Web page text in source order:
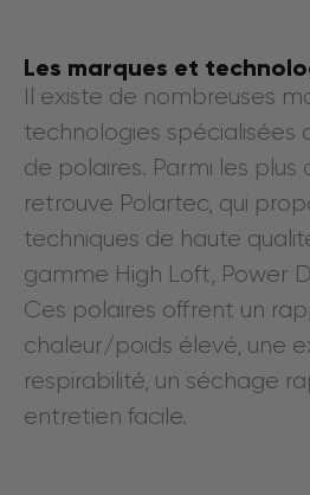
Les marques et
Il existe de nombreuses
technologies spécialisées
de polaires. Parmi les plus
retrouve Polartec, qui
techniques de haute
gamme High Loft, Power
Ces polaires offrent un
chaleur/poids élevé, une
respirabilité, un séchage
entretien facile.